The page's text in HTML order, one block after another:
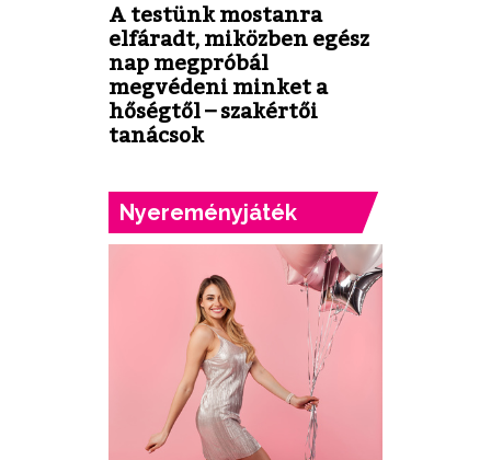
A testünk mostanra
elfáradt, miközben egész
nap megpróbál
megvédeni minket a
hőségtől – szakértői
tanácsok
Nyereményjáték